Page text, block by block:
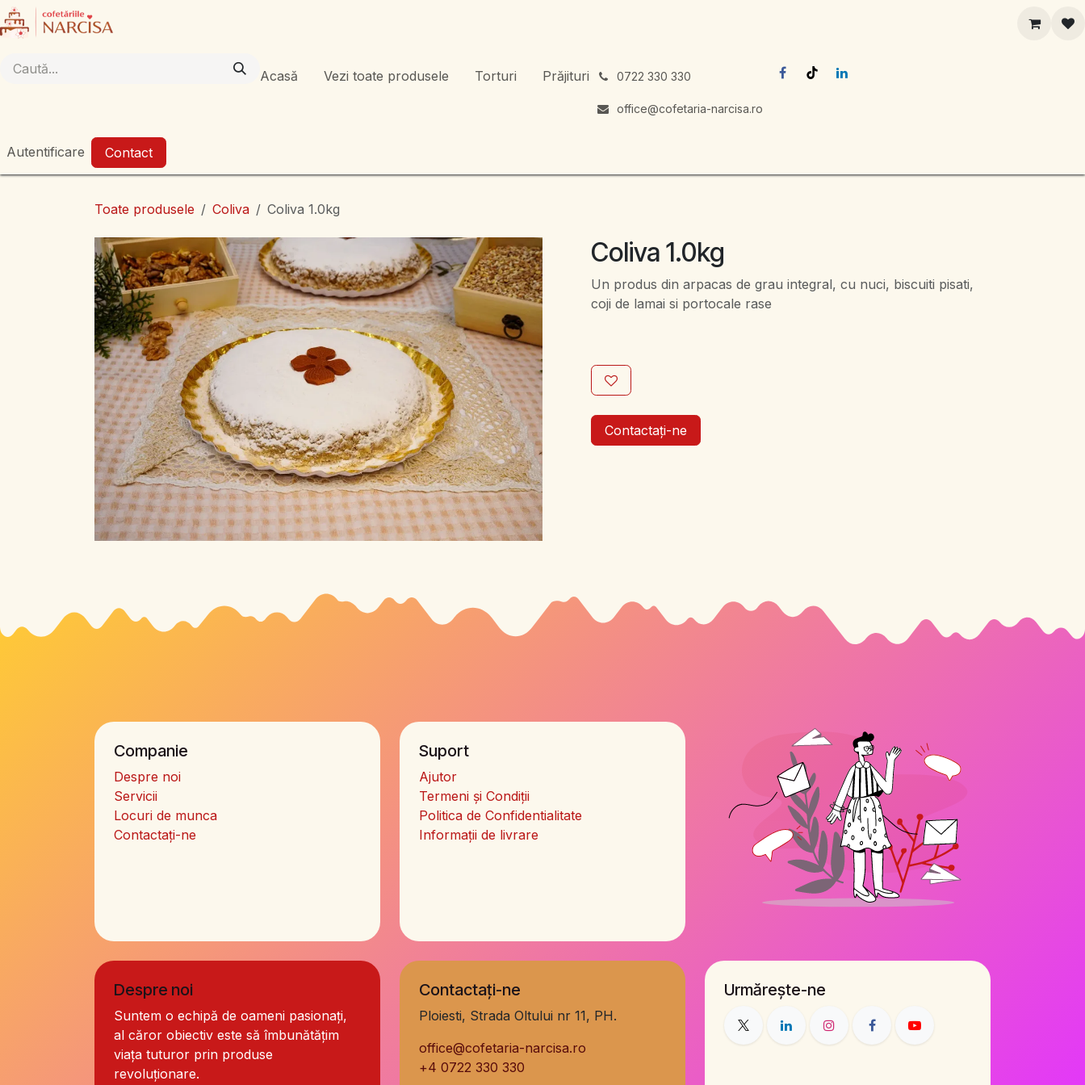
Sari la conținut
Acasă Vezi toate produsele Torturi Prăjituri 0722 330 330
office@cofetaria-narcisa.ro
Autentificare Contact
Toate produsele Coliva Coliva 1.0kg
Coliva 1.0kg
Un produs din arpacas de grau integral, cu nuci, biscuiti pisati,
coji de lamai si portocale rase
Contactați-ne
Companie
Despre noi
Servicii
Locuri de munca
Contactați-ne
Suport
Ajutor
Termeni și Condiții
Politica de Confidentialitate
Informații de livrare
Despre noi
Suntem o echipă de oameni pasionați,
al căror obiectiv este să îmbunătățim
viața tuturor prin produse
revoluționare.
Contactați-ne
Ploiesti, Strada Oltului nr 11, PH.
office@cofetaria-narcisa.ro
+4 0722 330 330
Urmărește-ne